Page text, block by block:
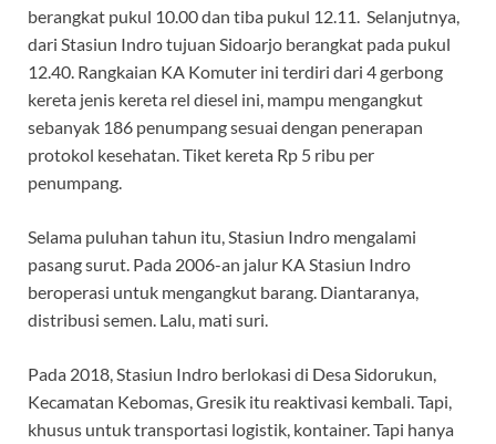
berangkat pukul 10.00 dan tiba pukul 12.11. Selanjutnya,
dari Stasiun Indro tujuan Sidoarjo berangkat pada pukul
12.40. Rangkaian KA Komuter ini terdiri dari 4 gerbong
kereta jenis kereta rel diesel ini, mampu mengangkut
sebanyak 186 penumpang sesuai dengan penerapan
protokol kesehatan. Tiket kereta Rp 5 ribu per
penumpang.
Selama puluhan tahun itu, Stasiun Indro mengalami
pasang surut. Pada 2006-an jalur KA Stasiun Indro
beroperasi untuk mengangkut barang. Diantaranya,
distribusi semen. Lalu, mati suri.
Pada 2018, Stasiun Indro berlokasi di Desa Sidorukun,
Kecamatan Kebomas, Gresik itu reaktivasi kembali. Tapi,
khusus untuk transportasi logistik, kontainer. Tapi hanya